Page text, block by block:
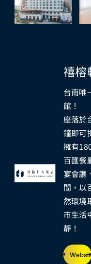
禧榕
台南唯
館！
座落於
鐘即可
擁有
百匯餐
宴會廳
間，以
然環境
市生活
靜！